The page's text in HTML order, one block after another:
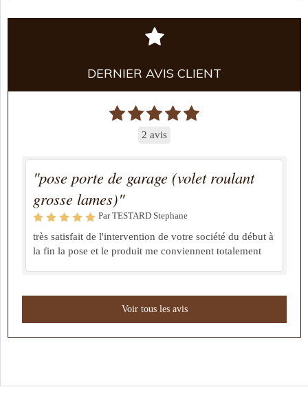
DERNIER AVIS CLIENT
2 avis
"pose porte de garage (volet roulant
grosse lames)"
Par TESTARD Stephane
très satisfait de l'intervention de votre société du début à
la fin la pose et le produit me conviennent totalement
Voir tous les avis